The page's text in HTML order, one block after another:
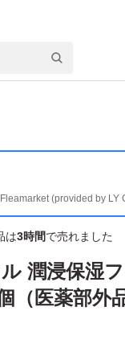
(provided by LY
は3時間で売れました
潤浸保湿
（医薬部外品